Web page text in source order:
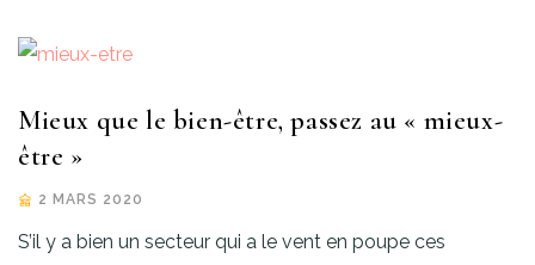
Mieux que le bien-être, passez au « mieux-
être »
2 MARS 2020
S’il y a bien un secteur qui a le vent en poupe ces